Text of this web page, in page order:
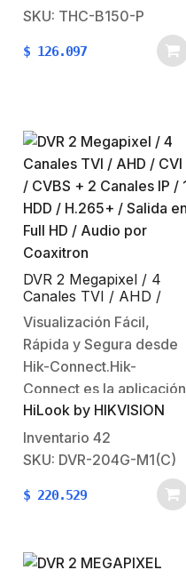
(F1.2, AGC ON), 0 Lux
con IR.Lente fijo: 2.8 mm
(ángulo de apertura
tecnologías (TVI / AHD /
CVI / CVBS).Funciones:
dWDR / BLC /
AGC.Características…
SKU: THC-B150-P
$ 126.097
DVR 2 Megapixel / 4
Canales TVI / AHD /
CVI / CVBS + 2 Canales
IP / 1 HDD / H.265+ /
Salida en Full HD /
Audio por Coaxitron
Visualización Fácil,
Rápida y Segura desde
Hik-Connect.Hik-
Connect es la aplicación
para dispositivos
moviles tabletas y
smartphones en los
visualizar sus cámaras
panico, tomar
HiLook by HIKVISION
Inventario 42
SKU: DVR-204G-M1(C)
$ 220.529